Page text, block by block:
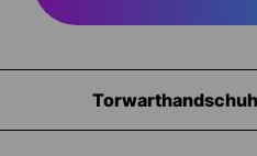
Profiqualität